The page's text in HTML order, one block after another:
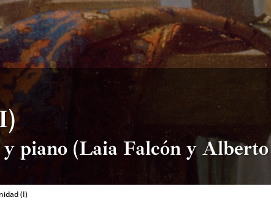
piano (Laia Falcón y Alberto
(I)